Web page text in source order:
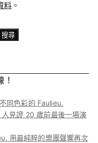
料 。
搜尋
！
同色彩的 Faulieu.
見證 20 歲前最後一場演
用最純粹的樂團聲響再次